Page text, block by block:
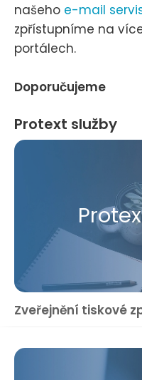
našeho e-mail
zpřístupníme na
portálech.
Doporučujeme
Protext služby
Zveřejnění tiskové